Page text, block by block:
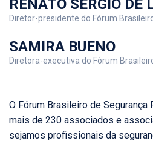
RENATO SÉRGIO DE
Diretor-presidente do Fórum
SAMIRA BUENO
Diretora-executiva do Fórum
O Fórum Brasileiro de Segurança
mais de 230 associados e
sejamos profissionais da